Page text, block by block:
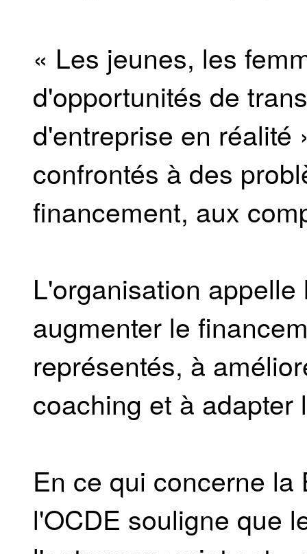
« Les jeunes, les
d'opportunités de
d'entreprise en réalité
confrontés à des
financement, aux
L'organisation
augmenter le
représentés, à
coaching et à
En ce qui concerne
l'OCDE souligne que